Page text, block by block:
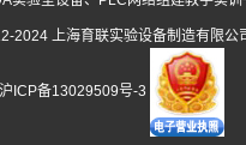
2024 上海育联实验设备制造有限公
沪ICP备13029509号-3